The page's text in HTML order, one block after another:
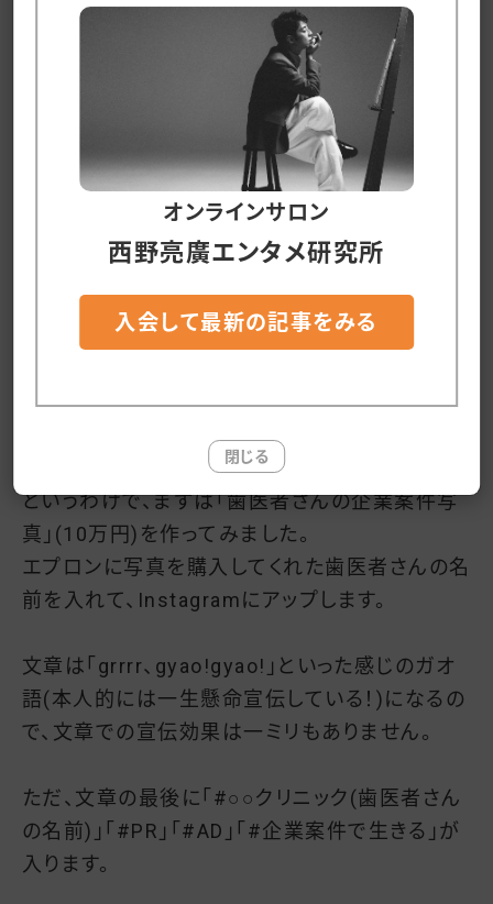
ぞ！」と伝えたところ、連絡の行き違いか、どちら
かが酔っ払っていたのか、二人とも酔っ払ってい
たのかは知りませんが、今朝、タケダの方から「企
業案件を受けているザウルスの写真をAIで生成
しました！」と連絡がありました。
僕の予定では、「企業案件を受けてから、写真を
生成する(あるいは撮る)」だったのですが、タケダ
から届いた写真を見て、「企業案件を受けている
写真を生成してから、その写真を企業に売る」と
いう順番の方が、写真のクオリティーファーストに
#だいぶ面白いと思うんだけど
というわけで、まずは「歯医者さんの企業案件写
真」(10万円)を作ってみました。
エプロンに写真を購入してくれた歯医者さんの名
前を入れて、Instagramにアップします。
文章は「grrrr、gyao!gyao!」といった感じのガオ
語(本人的には一生懸命宣伝している！)になるの
で、文章での宣伝効果は一ミリもありません。
ただ、文章の最後に「#○○クリニック(歯医者さん
の名前)」「#PR」「#AD」「#企業案件で生きる」が
入ります。
オンラインサロン
西野亮廣エンタメ研究所
入会して最新の記事をみる
閉じる